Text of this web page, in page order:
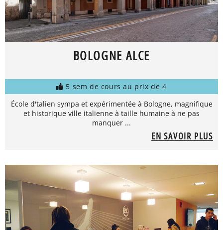
BOLOGNE ALCE
5 sem de cours au prix de 4
École d'talien sympa et expérimentée à Bologne, magnifique
et historique ville italienne à taille humaine à ne pas
manquer ...
EN SAVOIR PLUS